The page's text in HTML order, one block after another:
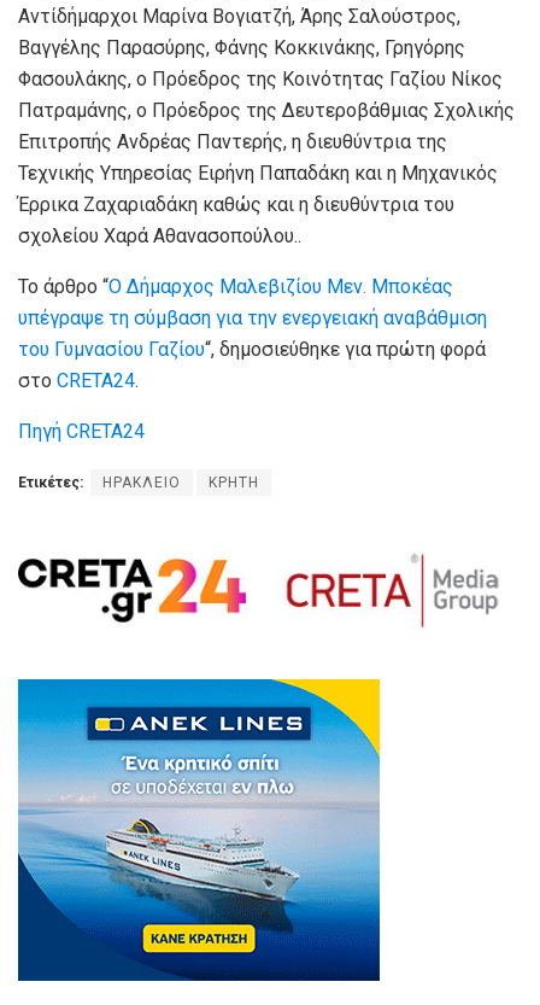
Αντίδήμαρχοι Μαρίνα Βογιατζή, Άρης Σαλούστρος,
Βαγγέλης Παρασύρης, Φάνης Κοκκινάκης, Γρηγόρης
Φασουλάκης, ο Πρόεδρος της Κοινότητας Γαζίου Νίκος
Πατραμάνης, ο Πρόεδρος της Δευτεροβάθμιας Σχολικής
Επιτροπής Ανδρέας Παντερής, η διευθύντρια της
Τεχνικής Υπηρεσίας Ειρήνη Παπαδάκη και η Μηχανικός
Έρρικα Ζαχαριαδάκη καθώς και η διευθύντρια του
σχολείου Χαρά Αθανασοπούλου..
Το άρθρο “Ο Δήμαρχος Μαλεβιζίου Μεν. Μποκέας
υπέγραψε τη σύμβαση για την ενεργειακή αναβάθμιση
του Γυμνασίου Γαζίου“, δημοσιεύθηκε για πρώτη φορά
στο CRETA24.
Πηγή CRETA24
Ετικέτες: ΗΡΑΚΛΕΙΟ ΚΡΗΤΗ